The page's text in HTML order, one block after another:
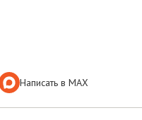
Написать в МАХ